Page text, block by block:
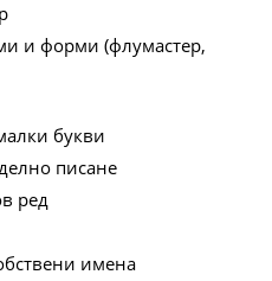
и форми (флумастер,
букви
писане
ред
имена